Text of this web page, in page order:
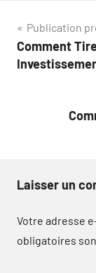
de
Publication
Comment
Laisser un
Votre adresse
obligatoires